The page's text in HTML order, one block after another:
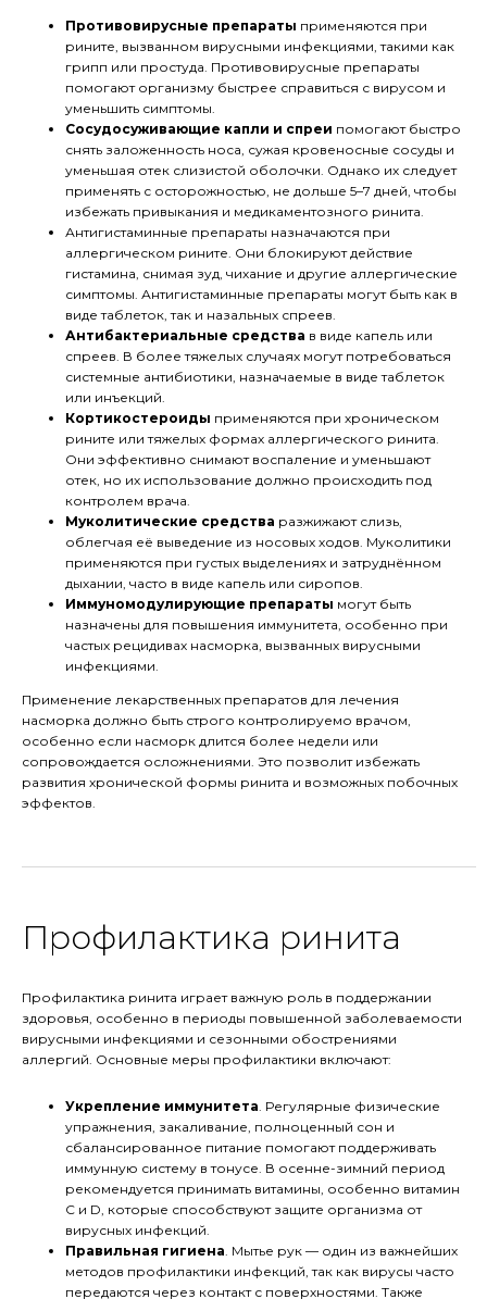
Противовирусные препараты применяются при
рините, вызванном вирусными инфекциями, такими как
грипп или простуда. Противовирусные препараты
помогают организму быстрее справиться с вирусом и
уменьшить симптомы.
Сосудосуживающие капли и спреи помогают быстро
снять заложенность носа, сужая кровеносные сосуды и
уменьшая отек слизистой оболочки. Однако их следует
применять с осторожностью, не дольше 5–7 дней, чтобы
избежать привыкания и медикаментозного ринита.
Антигистаминные препараты назначаются при
аллергическом рините. Они блокируют действие
гистамина, снимая зуд, чихание и другие аллергические
симптомы. Антигистаминные препараты могут быть как в
виде таблеток, так и назальных спреев.
Антибактериальные средства в виде капель или
спреев. В более тяжелых случаях могут потребоваться
системные антибиотики, назначаемые в виде таблеток
или инъекций.
Кортикостероиды применяются при хроническом
рините или тяжелых формах аллергического ринита.
Они эффективно снимают воспаление и уменьшают
отек, но их использование должно происходить под
контролем врача.
Муколитические средства разжижают слизь,
облегчая её выведение из носовых ходов. Муколитики
применяются при густых выделениях и затруднённом
дыхании, часто в виде капель или сиропов.
Иммуномодулирующие препараты могут быть
назначены для повышения иммунитета, особенно при
частых рецидивах насморка, вызванных вирусными
инфекциями.
Применение лекарственных препаратов для лечения
насморка должно быть строго контролируемо врачом,
особенно если насморк длится более недели или
сопровождается осложнениями. Это позволит избежать
развития хронической формы ринита и возможных побочных
эффектов.
Профилактика ринита
Профилактика ринита играет важную роль в поддержании
здоровья, особенно в периоды повышенной заболеваемости
вирусными инфекциями и сезонными обострениями
аллергий. Основные меры профилактики включают:
Укрепление иммунитета. Регулярные физические
упражнения, закаливание, полноценный сон и
сбалансированное питание помогают поддерживать
иммунную систему в тонусе. В осенне-зимний период
рекомендуется принимать витамины, особенно витамин
C и D, которые способствуют защите организма от
вирусных инфекций.
Правильная гигиена. Мытье рук — один из важнейших
методов профилактики инфекций, так как вирусы часто
передаются через контакт с поверхностями. Также